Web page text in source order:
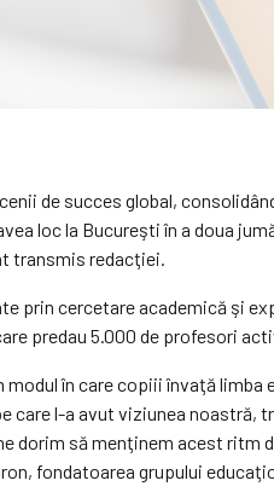
de succes global,
loc la Bucureşti în a doua
transmis redacţiei.
prin cercetare academică şi
predau 5.000 de profesori
în care copiii învaţă limba
l-a avut viziunea noastră,
dorim să menţinem acest ritm
fondatoarea grupului